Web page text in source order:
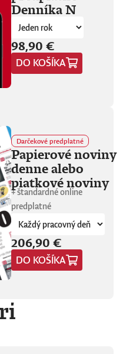
Denníka N
98,90 €
DO KOŠÍKA
Darčekové predplatné
Papierové noviny
denne alebo
piatkové noviny
+ štandardné online
predplatné
206,90 €
DO KOŠÍKA